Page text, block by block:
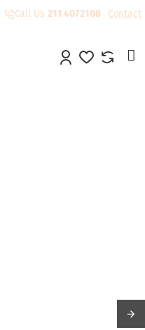
Call Us 211 4072108 Contact